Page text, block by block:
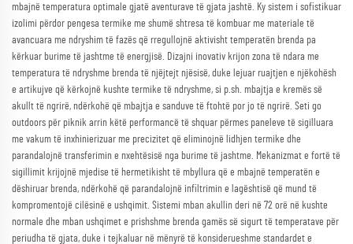
mbajnë temperatura optimale gjatë aventurave të gjata jashtë. Ky sistem i sofistikuar
izolimi përdor pengesa termike me shumë shtresa të kombuar me materiale të
avancuara me ndryshim të fazës që rregullojnë aktivisht temperatën brenda pa
kërkuar burime të jashtme të energjisë. Dizajni inovativ krijon zona të ndara me
temperatura të ndryshme brenda të njëjtejt njësisë, duke lejuar ruajtjen e njëkohësh
e artikujve që kërkojnë kushte termike të ndryshme, si p.sh. mbajtja e kremës së
akullt të ngrirë, ndërkohë që mbajtja e sanduve të ftohtë por jo të ngrirë. Seti go
outdoors për piknik arrin këtë performancë të shquar përmes paneleve të sigilluara
me vakum të inxhinierizuar me precizitet që eliminojnë lidhjen termike dhe
parandalojnë transferimin e nxehtësisë nga burime të jashtme. Mekanizmat e fortë të
sigillimit krijojnë mjedise të hermetikisht të mbyllura që e mbajnë temperatën e
dëshiruar brenda, ndërkohë që parandalojnë infiltrimin e lagështisë që mund të
kompromentojë cilësinë e ushqimit. Sistemi mban akullin deri në 72 orë në kushte
normale dhe mban ushqimet e prishshme brenda gamës së sigurt të temperatave për
periudha të gjata, duke i tejkaluar në mënyrë të konsiderueshme standardet e